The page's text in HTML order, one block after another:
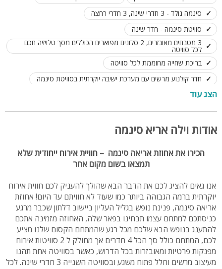
סינמה גולד - 3 חדרי שינה, 3 חדרי רחצה
סוויטת סינמה - חדר שינה
3 מטבחים מאובזרים, 2 סלונים מפוארים הכוללים מסך טלויזיה חכם
לכל סוויטה
בריכת שחייה מחוממת לכל סוויטה
חדר קולנוע מרשים עם מערכת ישיבה יוקרתית בסוויטת סינמה
מותאם למשפחות, קבוצות וזוגות
עד 23 אורחים ללינה בכל המתחם
הצג עוד
אודות וילה אריא סינמה
הכירו את אחוזת אריאה סינמה – חוויית אירוח ייחודית שלא
תמצאו בשום מקום אחר
אנו גאים להציג לכם את הדבר הבא שהולך להעניק לכם חווית אירוח
יוקרתית ברמה הגבוהה ביותר כמו שעוד לא חוויתם עד היום! אחוזת
אריאה סינמה, פנינת נופש בגליל העליון ביישוב דלתון שכבר מרגע
כניסתכם למתחם עצמו תבחינו בפאר שלה, האחוזה מזמינה אתכם
להתענג בנופש הבא שלכם מכל רגע שהמתחם הקסום שלנו מציע
לכם, המתחם כולל סך הכל 4 חדרים אך מחולק ל 2 סוויטות אירוח
מפנקות פרטיות ומאובזרות בכל הדרוש, כאשר בסוויטה אחת תהנו
מעיצוב מרשים וחלל פתוח משגע ובסוויטה השנייה 3 חדרי שינה. לכל